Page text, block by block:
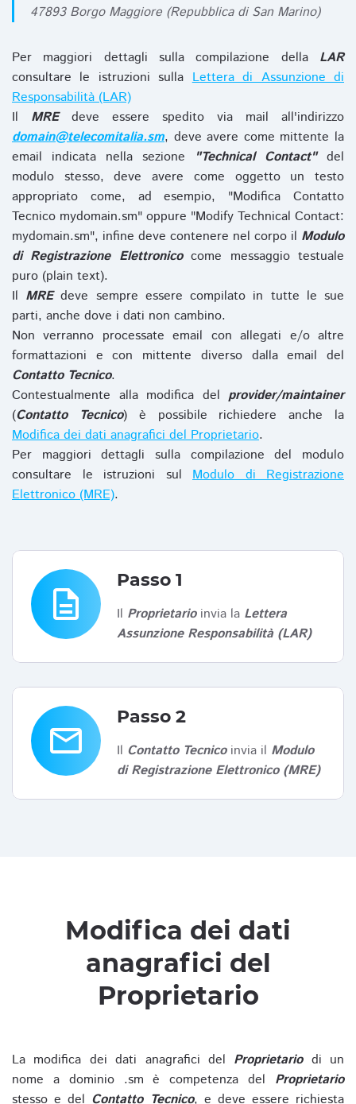
47893 Borgo Maggiore (Repubblica di San Marino)
Per maggiori dettagli sulla compilazione della LAR
consultare le istruzioni sullaLettera di Assunzione di
Responsabilità (LAR)
Il MREdeve essere spedito via mail all'indirizzo
domain@telecomitalia.sm, deve avere come mittente la
email indicata nella sezione
"Technical Contact"del
modulo stesso, deve avere come oggetto un testo
appropriato come, ad esempio, "Modifica Contatto
Tecnico mydomain.sm" oppure "Modify Technical Contact:
mydomain.sm", infine deve contenere nel corpo il Modulo
di Registrazione Elettronicocome messaggio testuale
puro (plain text).
Il MREdeve sempre essere compilato in tutte le sue
parti, anche dove i dati non cambino.
Non verranno processate email con allegati e/o altre
formattazioni e con mittente diverso dalla email del
Contatto Tecnico.
Contestualmente alla modifica del provider/maintainer
(Contatto Tecnico) è possibile richiedere anche la
Modifica dei dati anagrafici del Proprietario.
Per maggiori dettagli sulla compilazione del modulo
consultare le istruzioni sul Modulo di Registrazione
Elettronico (MRE).
description
Passo 1
Il Proprietarioinvia la Lettera
Assunzione Responsabilità (LAR)
email
Passo 2
Il Contatto Tecnicoinvia il Modulo
di Registrazione Elettronico (MRE)
Modifica dei dati
anagrafici del
Proprietario
La modifica dei dati anagrafici del Proprietariodi un
nome a dominio .sm è competenza del Proprietario
stesso e del Contatto Tecnico, e deve essere richiesta